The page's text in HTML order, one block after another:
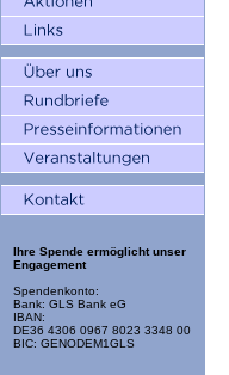
Ihre Spende ermöglicht unser
Engagement
Spendenkonto:
Bank: GLS Bank eG
IBAN:
DE36 4306 0967 8023 3348 00
BIC: GENODEM1GLS